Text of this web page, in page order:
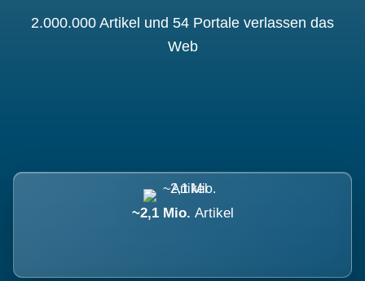
2.000.000 Artikel und 54 Portale verlassen das
Web
~2,1 Mio. Artikel